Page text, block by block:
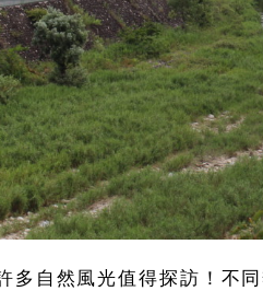
多自然風光值得探訪！不